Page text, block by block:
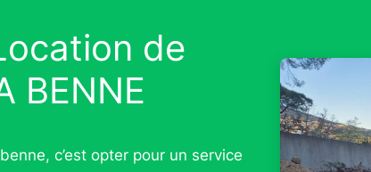
de
BENNE
c’est opter pour un service